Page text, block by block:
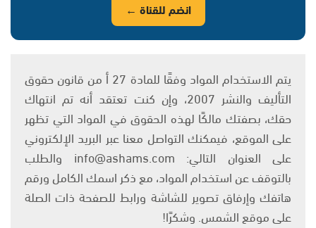
انضم للقناة ←
يتم الاستخدام المواد وفقًا للمادة 27 أ من قانون حقوق
التأليف والنشر 2007، وإن كنت تعتقد أنه تم انتهاك
حقك، بصفتك مالكًا لهذه الحقوق في المواد التي تظهر
على الموقع، فيمكنك التواصل معنا عبر البريد الإلكتروني
على العنوان التالي: info@ashams.com والطلب
بالتوقف عن استخدام المواد، مع ذكر اسمك الكامل ورقم
هاتفك وإرفاق تصوير للشاشة ورابط للصفحة ذات الصلة
على موقع الشمس. وشكرًا!